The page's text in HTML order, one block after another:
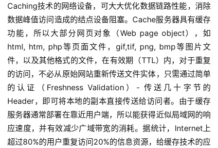
Caching技术的网络设备，可大大优化数据链路性能，消除
数据峰值访问造成的结点设备阻塞。Cache服务器具有缓存
功能，所以大部分网页对象（Web page object），如
html, htm, php等页面文件，gif,tif, png, bmp等图片文
件，以及其他格式的文件，在有效期（TTL）内，对于重复
的访问，不必从原始网站重新传送文件实体，只需通过简单
的认证（Freshness Validation）- 传送几十字节的
Header，即可将本地的副本直接传送给访问者。由于缓存
服务器通常部署在靠近用户端，所以能获得近似局域网的响
应速度，并有效减少广域带宽的消耗。据统计，Internet上
超过80%的用户重复访问20%的信息资源，给缓存技术的应